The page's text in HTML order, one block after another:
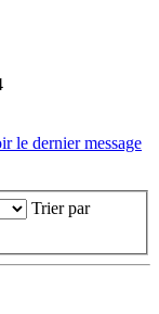
le dernier message
Trier par